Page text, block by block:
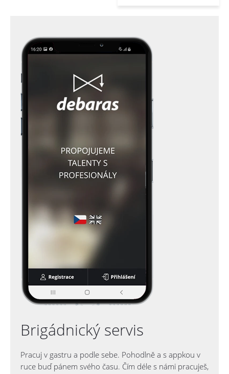
Brigádnický servis
Pracuj v gastru a podle sebe. Pohodlně a s appkou v
ruce buď pánem svého času. Čím déle s námi pracuješ,